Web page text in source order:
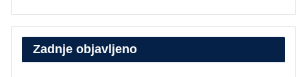
Zadnje objavljeno